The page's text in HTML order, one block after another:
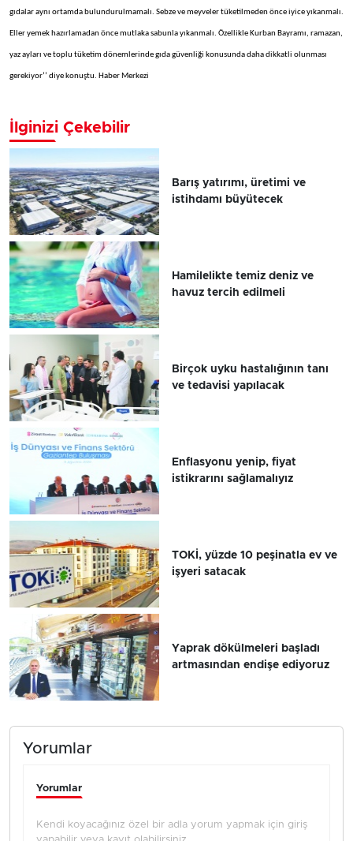
gıdalar aynı ortamda bulundurulmamalı. Sebze ve meyveler tüketilmeden önce iyice yıkanmalı.
Eller yemek hazırlamadan önce mutlaka sabunla yıkanmalı. Özellikle Kurban Bayramı, ramazan,
yaz ayları ve toplu tüketim dönemlerinde gıda güvenliği konusunda daha dikkatli olunması
gerekiyor’’ diye konuştu. Haber Merkezi
İlginizi Çekebilir
Barış yatırımı, üretimi ve
istihdamı büyütecek
Hamilelikte temiz deniz ve
havuz tercih edilmeli
Birçok uyku hastalığının tanı
ve tedavisi yapılacak
Enflasyonu yenip, fiyat
istikrarını sağlamalıyız
TOKİ, yüzde 10 peşinatla ev ve
işyeri satacak
Yaprak dökülmeleri başladı
artmasından endişe ediyoruz
Yorumlar
Yorumlar
Kendi koyacağınız özel bir adla yorum yapmak için giriş